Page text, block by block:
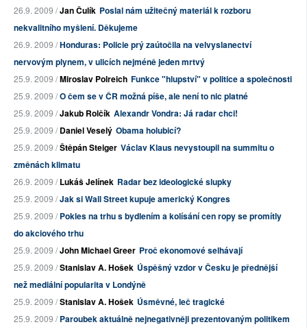
26.9. 2009 /Jan Čulík Poslal nám užitečný materiál k rozboru
nekvalitního myšlení. Děkujeme
26.9. 2009 /Honduras: Policie prý zaútočila na velvyslanectví
nervovým plynem, v ulicích nejméně jeden mrtvý
25.9. 2009 /Miroslav Polreich Funkce "hlupství" v politice a společnosti
25.9. 2009 /O čem se v ČR možná píše, ale není to nic platné
25.9. 2009 /Jakub Rolčík Alexandr Vondra: Já radar chci!
25.9. 2009 /Daniel Veselý Obama holubicí?
25.9. 2009 /Štěpán Steiger Václav Klaus nevystoupil na summitu o
změnách klimatu
26.9. 2009 /Lukáš Jelínek Radar bez ideologické slupky
25.9. 2009 /Jak si Wall Street kupuje americký Kongres
25.9. 2009 /Pokles na trhu s bydlením a kolísání cen ropy se promítly
do akciového trhu
25.9. 2009 /John Michael Greer Proč ekonomové selhávají
25.9. 2009 /Stanislav A. Hošek Úspěšný vzdor v Česku je přednější
než mediální popularita v Londýně
25.9. 2009 /Stanislav A. Hošek Úsměvné, leč tragické
25.9. 2009 /Paroubek aktuálně nejnegativněji prezentovaným politikem